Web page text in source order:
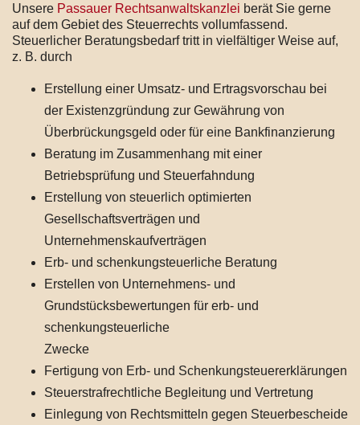
Unsere Passauer Rechtsanwaltskanzlei berät Sie gerne
auf dem Gebiet des Steuerrechts vollumfassend.
Steuerlicher Beratungsbedarf tritt in vielfältiger Weise auf,
z. B. durch
Erstellung einer Umsatz- und Ertragsvorschau bei
der Existenzgründung zur Gewährung von
Überbrückungsgeld oder für eine Bankfinanzierung
Beratung im Zusammenhang mit einer
Betriebsprüfung und Steuerfahndung
Erstellung von steuerlich optimierten
Gesellschaftsverträgen und
Unternehmenskaufverträgen
Erb- und schenkungsteuerliche Beratung
Erstellen von Unternehmens- und
Grundstücksbewertungen für erb- und
schenkungsteuerliche
Zwecke
Fertigung von Erb- und Schenkungsteuererklärungen
Steuerstrafrechtliche Begleitung und Vertretung
Einlegung von Rechtsmitteln gegen Steuerbescheide